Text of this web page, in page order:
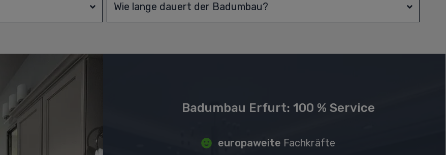
Wie lange dauert der Badumbau?
Badumbau Erfurt: 100 % Service
europaweite Fachkräfte